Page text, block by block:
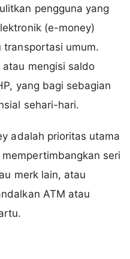
pengguna yang
(e-money)
transportasi umum.
mengisi saldo
yang bagi sebagian
sehari-hari.
adalah prioritas utama
seri
merk lain, atau
ATM atau